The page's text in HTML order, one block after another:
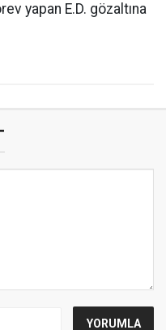
yapan E.D. gözaltına